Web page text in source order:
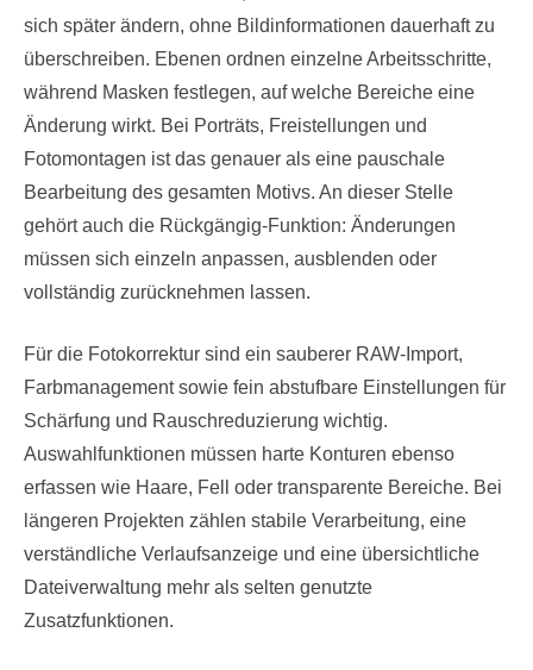
sich später ändern, ohne Bildinformationen dauerhaft zu
überschreiben. Ebenen ordnen einzelne Arbeitsschritte,
während Masken festlegen, auf welche Bereiche eine
Änderung wirkt. Bei Porträts, Freistellungen und
Fotomontagen ist das genauer als eine pauschale
Bearbeitung des gesamten Motivs. An dieser Stelle
gehört auch die Rückgängig-Funktion: Änderungen
müssen sich einzeln anpassen, ausblenden oder
vollständig zurücknehmen lassen.
Für die Fotokorrektur sind ein sauberer RAW-Import,
Farbmanagement sowie fein abstufbare Einstellungen für
Schärfung und Rauschreduzierung wichtig.
Auswahlfunktionen müssen harte Konturen ebenso
erfassen wie Haare, Fell oder transparente Bereiche. Bei
längeren Projekten zählen stabile Verarbeitung, eine
verständliche Verlaufsanzeige und eine übersichtliche
Dateiverwaltung mehr als selten genutzte
Zusatzfunktionen.